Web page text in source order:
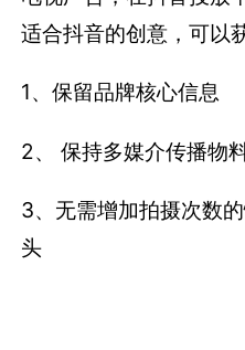
适合抖音的创意，可以
1、保留品牌核心信息
2、 保持多媒介传播物
3、无需增加拍摄次数
头